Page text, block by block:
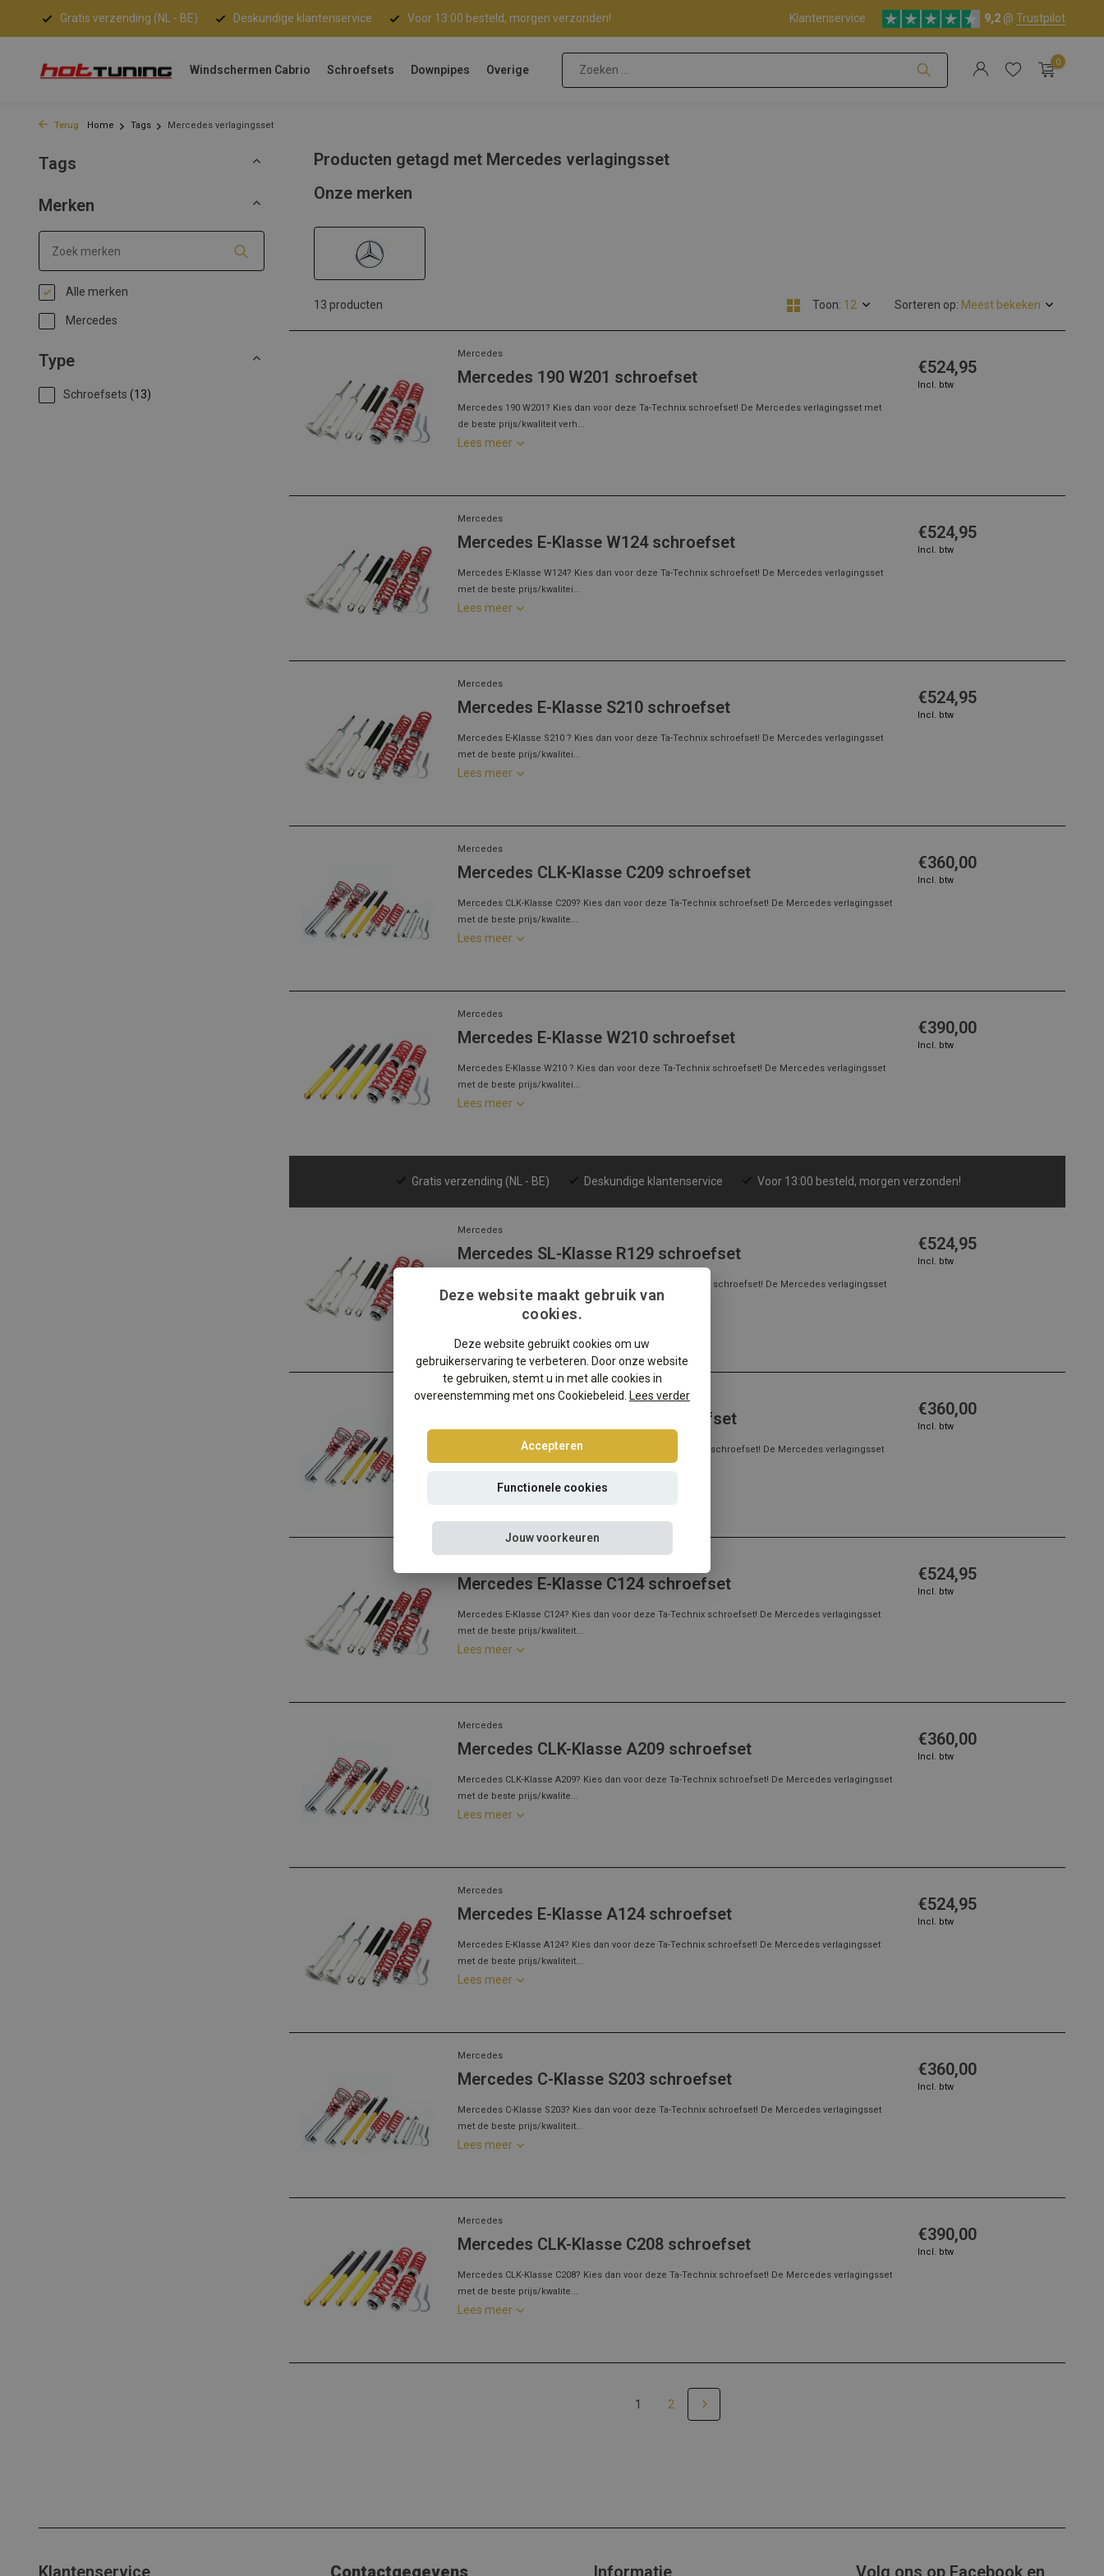
Gratis verzending (NL - BE) Deskundige klantenservice Voor 13:00 besteld, morgen verzonden! Klantenservice 9,2 @ Trustpilot
Windschermen Cabrio Schroefsets Downpipes Overige
0
Terug Home Tags Mercedes verlagingsset
Tags
Merken
Alle merken
Mercedes
Type
Schroefsets (13)
Producten getagd met Mercedes verlagingsset
Onze merken
13 producten Toon: Sorteren op:
Mercedes
Mercedes 190 W201 schroefset
Mercedes 190 W201? Kies dan voor deze Ta-Technix schroefset! De Mercedes verlagingsset met
de beste prijs/kwaliteit verh...
Lees meer
€524,95
Incl. btw
Mercedes
Mercedes E-Klasse W124 schroefset
Mercedes E-Klasse W124? Kies dan voor deze Ta-Technix schroefset! De Mercedes verlagingsset
met de beste prijs/kwalitei...
Lees meer
€524,95
Incl. btw
Mercedes
Mercedes E-Klasse S210 schroefset
Mercedes E-Klasse S210 ? Kies dan voor deze Ta-Technix schroefset! De Mercedes verlagingsset
met de beste prijs/kwalitei...
Lees meer
€524,95
Incl. btw
Mercedes
Mercedes CLK-Klasse C209 schroefset
Mercedes CLK-Klasse C209? Kies dan voor deze Ta-Technix schroefset! De Mercedes verlagingsset
met de beste prijs/kwalite...
Lees meer
€360,00
Incl. btw
Mercedes
Mercedes E-Klasse W210 schroefset
Mercedes E-Klasse W210 ? Kies dan voor deze Ta-Technix schroefset! De Mercedes verlagingsset
met de beste prijs/kwalitei...
Lees meer
€390,00
Incl. btw
Gratis verzending (NL - BE) Deskundige klantenservice Voor 13:00 besteld, morgen verzonden!
Mercedes
Mercedes SL-Klasse R129 schroefset
Mercedes SL-Klasse R129? Kies dan voor deze Ta-Technix schroefset! De Mercedes verlagingsset
met de beste prijs/kwalitei...
€524,95
Incl. btw
Mercedes
Mercedes C-Klasse W203 schroefset
Mercedes C-Klasse W203? Kies dan voor deze Ta-Technix schroefset! De Mercedes verlagingsset
met de beste prijs/kwaliteit...
Lees meer
€360,00
Incl. btw
Mercedes E-Klasse C124 schroefset
Mercedes E-Klasse C124? Kies dan voor deze Ta-Technix schroefset! De Mercedes verlagingsset
met de beste prijs/kwaliteit...
Lees meer
€524,95
Incl. btw
Mercedes
Mercedes CLK-Klasse A209 schroefset
Mercedes CLK-Klasse A209? Kies dan voor deze Ta-Technix schroefset! De Mercedes verlagingsset
met de beste prijs/kwalite...
Lees meer
€360,00
Incl. btw
Mercedes
Mercedes E-Klasse A124 schroefset
Mercedes E-Klasse A124? Kies dan voor deze Ta-Technix schroefset! De Mercedes verlagingsset
met de beste prijs/kwaliteit...
Lees meer
€524,95
Incl. btw
Mercedes
Mercedes C-Klasse S203 schroefset
Mercedes C-Klasse S203? Kies dan voor deze Ta-Technix schroefset! De Mercedes verlagingsset
met de beste prijs/kwaliteit...
Lees meer
€360,00
Incl. btw
Mercedes
Mercedes CLK-Klasse C208 schroefset
Mercedes CLK-Klasse C208? Kies dan voor deze Ta-Technix schroefset! De Mercedes verlagingsset
met de beste prijs/kwalite...
Lees meer
€390,00
Incl. btw
1 2
Klantenservice Contactgegevens Informatie Volg ons op Facebook en
Deze website maakt gebruik van
cookies.
Deze website gebruikt cookies om uw
gebruikerservaring te verbeteren. Door onze website
te gebruiken, stemt u in met alle cookies in
overeenstemming met ons Cookiebeleid.
Lees verder
Accepteren
Functionele cookies
Jouw voorkeuren